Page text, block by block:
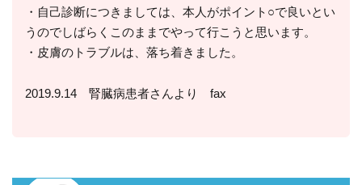
・自己診断につきましては、本人がポイント○で良いとい
うのでしばらくこのままでやって行こうと思います。
・皮膚のトラブルは、落ち着きました。
2019.9.14 腎臓病患者さんより fax